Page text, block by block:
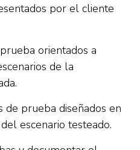
por el cliente
orientados a
de la
de prueba diseñados en
escenario testeado.